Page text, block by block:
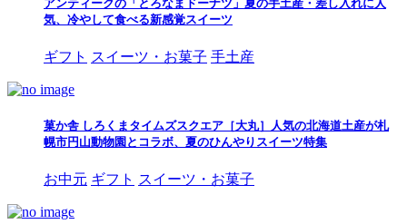
アンティークの「とろなまドーナツ」夏の手土産・差し入れに人
気、冷やして食べる新感覚スイーツ
ギフト スイーツ・お菓子 手土産
菓か舎 しろくまタイムズスクエア［大丸］人気の北海道土産が札
幌市円山動物園とコラボ、夏のひんやりスイーツ特集
お中元 ギフト スイーツ・お菓子